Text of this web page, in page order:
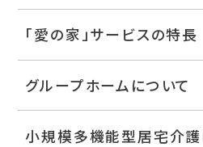
「愛の家」サービスの特長
グループホームについて
小規模多機能型居宅介護